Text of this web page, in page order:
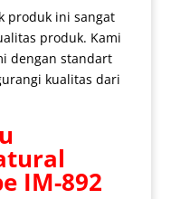
produk ini sangat
produk. Kami
dengan standart
kualitas dari
IM-892